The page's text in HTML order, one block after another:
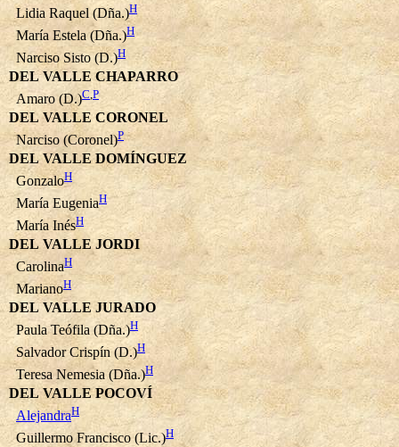
Lidia Raquel (Dña.)H
María Estela (Dña.)H
Narciso Sisto (D.)H
DEL VALLE CHAPARRO
Amaro (D.)C P
DEL VALLE CORONEL
Narciso (Coronel)P
DEL VALLE DOMÍNGUEZ
GonzaloH
María EugeniaH
María InésH
DEL VALLE JORDI
CarolinaH
MarianoH
DEL VALLE JURADO
Paula Teófila (Dña.)H
Salvador Crispín (D.)H
Teresa Nemesia (Dña.)H
DEL VALLE POCOVÍ
AlejandraH
Guillermo Francisco (Lic.)H